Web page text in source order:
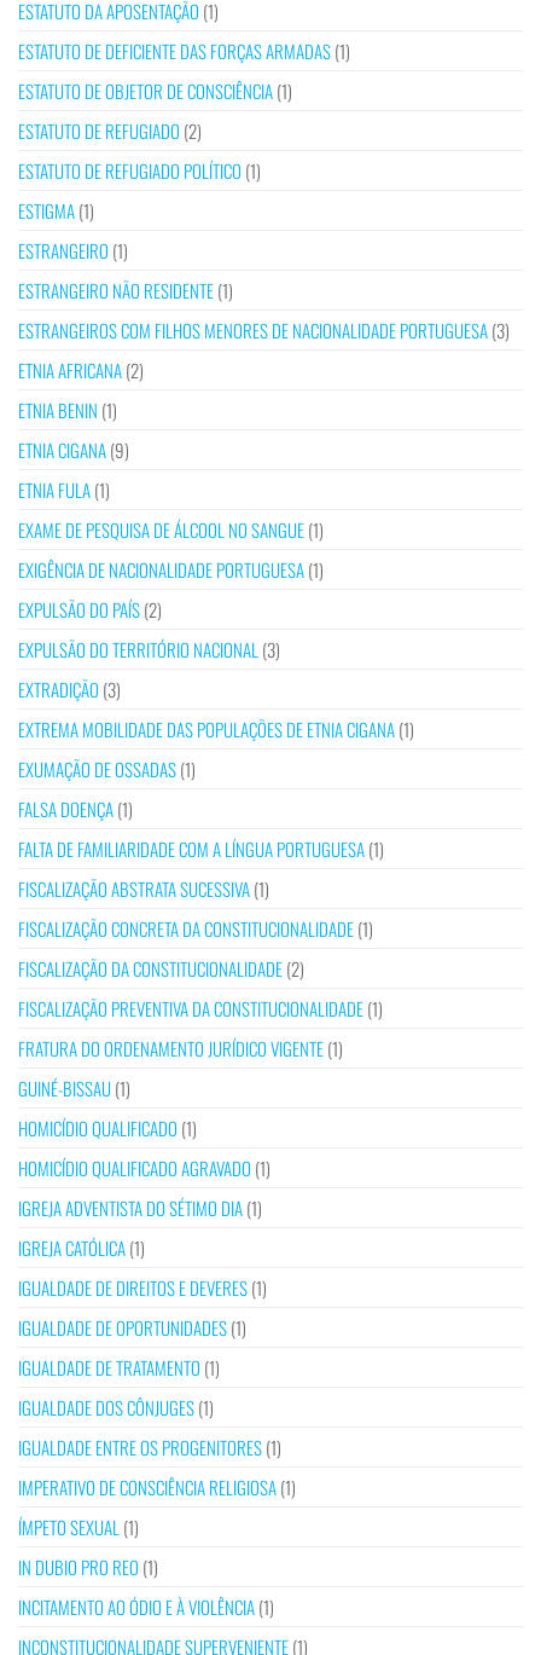
ESTATUTO DA APOSENTAÇÃO (1)
ESTATUTO DE DEFICIENTE DAS FORÇAS ARMADAS(1)
ESTATUTO DE OBJETOR DE CONSCIÊNCIA(1)
ESTATUTO DE REFUGIADO (2)
ESTATUTO DE REFUGIADO POLÍTICO (1)
ESTIGMA(1)
ESTRANGEIRO (1)
ESTRANGEIRO NÃO RESIDENTE(1)
ESTRANGEIROS COM FILHOS MENORES DE NACIONALIDADE PORTUGUESA(3)
ETNIA AFRICANA(2)
ETNIA BENIN (1)
ETNIA CIGANA(9)
ETNIA FULA(1)
EXAME DE PESQUISA DE ÁLCOOL NO SANGUE(1)
EXIGÊNCIA DE NACIONALIDADE PORTUGUESA(1)
EXPULSÃO DO PAÍS(2)
EXPULSÃO DO TERRITÓRIO NACIONAL (3)
EXTRADIÇÃO (3)
EXTREMA MOBILIDADE DAS POPULAÇÕES DE ETNIA CIGANA(1)
EXUMAÇÃO DE OSSADAS(1)
FALSA DOENÇA(1)
FALTA DE FAMILIARIDADE COM A LÍNGUA PORTUGUESA(1)
FISCALIZAÇÃO ABSTRATA SUCESSIVA(1)
FISCALIZAÇÃO CONCRETA DA CONSTITUCIONALIDADE(1)
FISCALIZAÇÃO DA CONSTITUCIONALIDADE(2)
FISCALIZAÇÃO PREVENTIVA DA CONSTITUCIONALIDADE(1)
FRATURA DO ORDENAMENTO JURÍDICO VIGENTE(1)
GUINÉ-BISSAU(1)
HOMICÍDIO QUALIFICADO (1)
HOMICÍDIO QUALIFICADO AGRAVADO (1)
IGREJA ADVENTISTA DO SÉTIMO DIA(1)
IGREJA CATÓLICA(1)
IGUALDADE DE DIREITOS E DEVERES(1)
IGUALDADE DE OPORTUNIDADES(1)
IGUALDADE DE TRATAMENTO (1)
IGUALDADE DOS CÔNJUGES(1)
IGUALDADE ENTRE OS PROGENITORES(1)
IMPERATIVO DE CONSCIÊNCIA RELIGIOSA(1)
ÍMPETO SEXUAL (1)
IN DUBIO PRO REO (1)
INCITAMENTO AO ÓDIO E À VIOLÊNCIA(1)
INCONSTITUCIONALIDADE SUPERVENIENTE(1)